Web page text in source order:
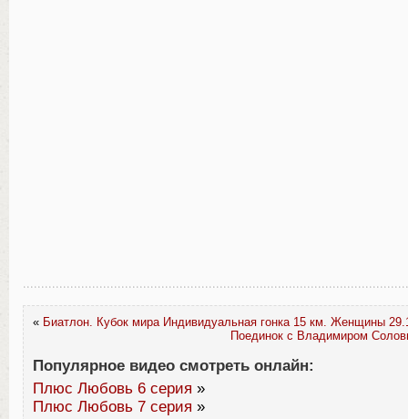
« Биатлон. Кубок мира Индивидуальная гонка 15 км. Женщины
Поединок с Владимиром
Популярное видео смотреть онлайн:
Плюс Любовь 6 серия »
Плюс Любовь 7 серия »